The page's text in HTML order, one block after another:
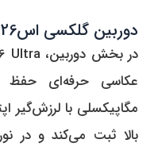
دوربین گلکسی اس26 اولترا
مگاپیکسلی با لرزش‌گیر
بالا ثبت می‌کند و در